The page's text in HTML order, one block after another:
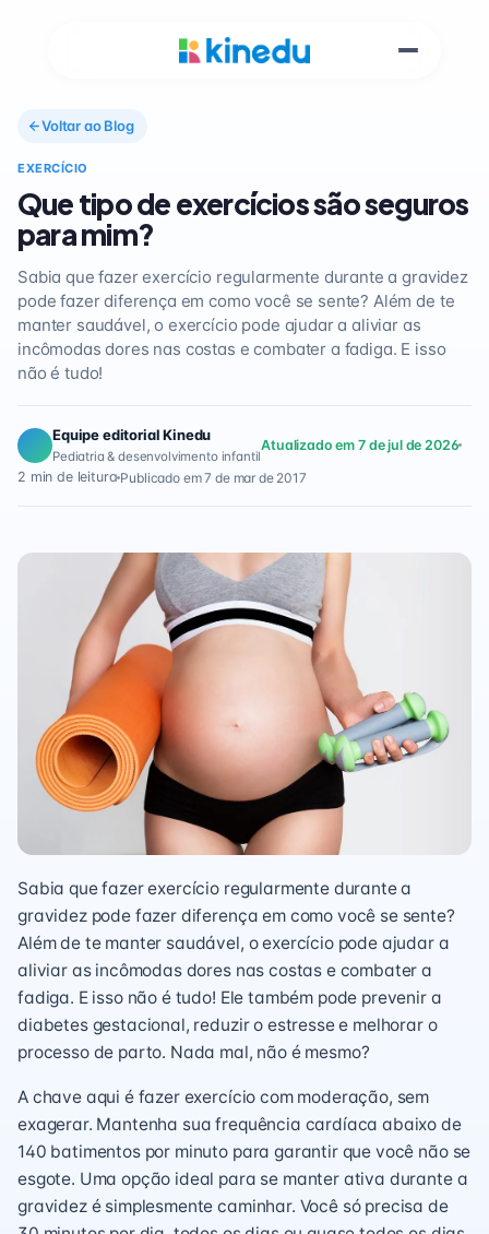
Voltar ao Blog
EXERCÍCIO
Que tipo de exercícios são seguros
para mim?
Sabia que fazer exercício regularmente durante a gravidez
pode fazer diferença em como você se sente? Além de te
manter saudável, o exercício pode ajudar a aliviar as
incômodas dores nas costas e combater a fadiga. E isso
não é tudo!
Equipe editorial Kinedu
Pediatria & desenvolvimento infantil
Atualizado em 7 de jul de 2026
2 min de leitura Publicado em 7 de mar de 2017
Sabia que fazer exercício regularmente durante a
gravidez pode fazer diferença em como você se sente?
Além de te manter saudável, o exercício pode ajudar a
aliviar as incômodas dores nas costas e combater a
fadiga. E isso não é tudo! Ele também pode prevenir a
diabetes gestacional, reduzir o estresse e melhorar o
processo de parto. Nada mal, não é mesmo?
A chave aqui é fazer exercício com moderação, sem
exagerar. Mantenha sua frequência cardíaca abaixo de
140 batimentos por minuto para garantir que você não se
esgote. Uma opção ideal para se manter ativa durante a
gravidez é simplesmente caminhar. Você só precisa de